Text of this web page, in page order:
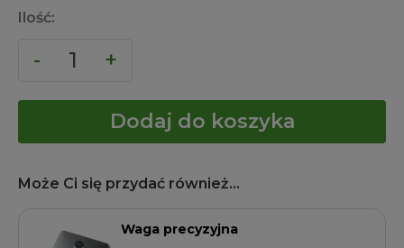
Ilość:
Dodaj do koszyka
Może Ci się przydać również...
Waga precyzyjna